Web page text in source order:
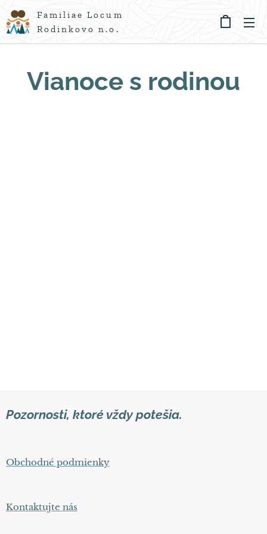
Familiae Locum
Rodinkovo n.o.
Vianoce s rodinou
Pozornosti, ktoré vždy potešia.
Obchodné podmienky
Kontaktujte nás